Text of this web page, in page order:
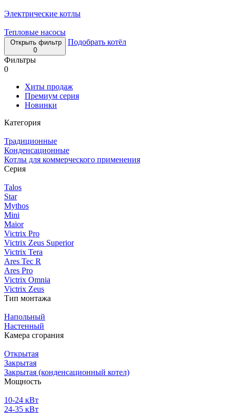
Электрические котлы
Тепловые насосы
Открыть фильтр
0
Подобрать котёл
Фильтры
0
Хиты продаж
Премиум серия
Новинки
Категория
Традиционные
Конденсационные
Котлы для коммерческого применения
Серия
Talos
Star
Mythos
Mini
Maior
Victrix Pro
Victrix Zeus Superior
Victrix Tera
Ares Tec R
Ares Pro
Victrix Omnia
Victrix Zeus
Тип монтажа
Напольный
Настенный
Камера сгорания
Открытая
Закрытая
Закрытая (конденсационный котел)
Мощность
10-24 кВт
24-35 кВт